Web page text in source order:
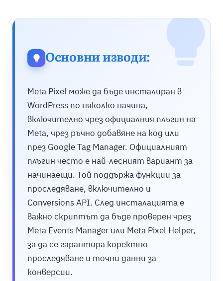
Основни изводи:
Meta Pixel може да бъде инсталиран в
WordPress по няколко начина,
включително чрез официалния плъгин на
Meta, чрез ръчно добавяне на код или
през Google Tag Manager. Официалният
плъгин често е най-лесният вариант за
начинаещи. Той поддържа функции за
проследяване, включително и
Conversions API. След инсталацията е
важно скриптът да бъде проверен чрез
Meta Events Manager или Meta Pixel Helper,
за да се гарантира коректно
проследяване и точни данни за
конверсии.